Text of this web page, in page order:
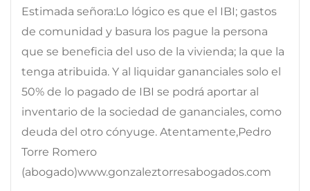
Estimada señora:Lo lógico es que el IBI; gastos
de comunidad y basura los pague la persona
que se beneficia del uso de la vivienda; la que la
tenga atribuida. Y al liquidar gananciales solo el
50% de lo pagado de IBI se podrá aportar al
inventario de la sociedad de gananciales, como
deuda del otro cónyuge. Atentamente,Pedro
Torre Romero
(abogado)www.gonzaleztorresabogados.com